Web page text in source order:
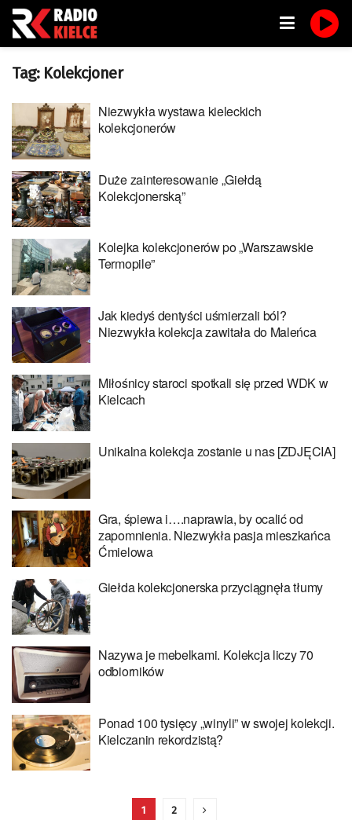
Tag: Kolekcjoner
Niezwykła wystawa kieleckich
kolekcjonerów
Duże zainteresowanie „Giełdą
Kolekcjonerską”
Kolejka kolekcjonerów po „Warszawskie
Termopile”
Jak kiedyś dentyści uśmierzali ból?
Niezwykła kolekcja zawitała do Maleńca
Miłośnicy staroci spotkali się przed WDK w
Kielcach
Unikalna kolekcja zostanie u nas [ZDJĘCIA]
Gra, śpiewa i….naprawia, by ocalić od
zapomnienia. Niezwykła pasja mieszkańca
Ćmielowa
Giełda kolekcjonerska przyciągnęła tłumy
Nazywa je mebelkami. Kolekcja liczy 70
odbiorników
Ponad 100 tysięcy „winyli” w swojej kolekcji.
Kielczanin rekordzistą?
1 2